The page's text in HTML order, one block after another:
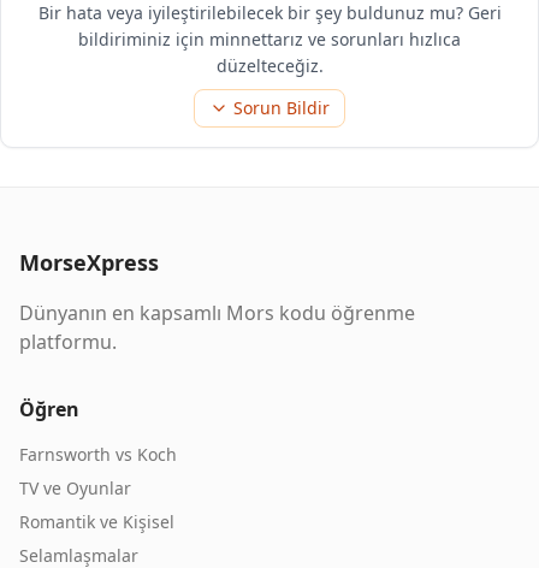
Bir hata veya iyileştirilebilecek bir şey buldunuz mu? Geri
bildiriminiz için minnettarız ve sorunları hızlıca
düzelteceğiz.
Sorun Bildir
MorseXpress
Dünyanın en kapsamlı Mors kodu öğrenme
platformu.
Öğren
Farnsworth vs Koch
TV ve Oyunlar
Romantik ve Kişisel
Selamlaşmalar